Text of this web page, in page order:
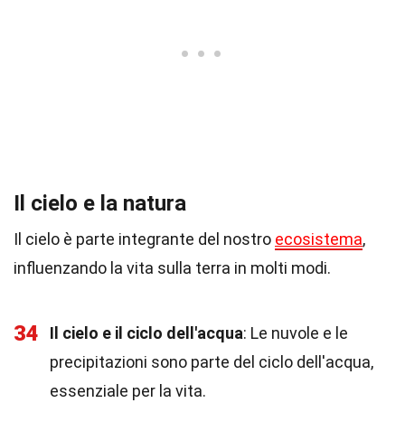
Il cielo e la natura
Il cielo è parte integrante del nostro ecosistema,
influenzando la vita sulla terra in molti modi.
34 Il cielo e il ciclo dell'acqua: Le nuvole e le
precipitazioni sono parte del ciclo dell'acqua,
essenziale per la vita.